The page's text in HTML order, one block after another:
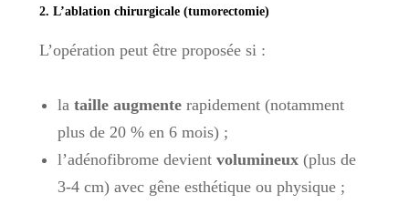
2. L’ablation chirurgicale (tumorectomie)
L’opération peut être proposée si :
la taille augmenterapidement (notamment
plus de 20 % en 6 mois) ;
l’adénofibrome devient volumineux(plus de
3-4 cm) avec gêne esthétique ou physique ;